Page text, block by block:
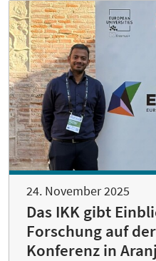
24. November 2025
Das IKK gibt
Forschung auf
Konferenz in